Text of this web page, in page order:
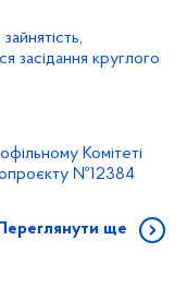
засідання круглого
Комітеті
№12384
Переглянути ще